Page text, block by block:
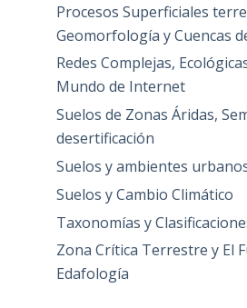
Procesos Superficiales
Geomorfología y Cuencas
Redes Complejas,
Mundo de Internet
Suelos de Zonas Áridas,
desertificación
Suelos y ambientes
Suelos y Cambio Climático
Taxonomías y
Zona Crítica Terrestre y El
Edafología